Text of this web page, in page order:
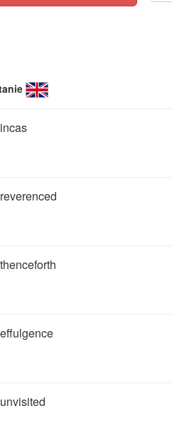
incas
reverenced
thenceforth
effulgence
unvisited